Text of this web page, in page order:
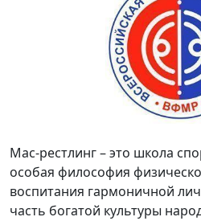
Мас-рестлинг – это школа
особая философия
воспитания гармоничной
часть богатой культуры